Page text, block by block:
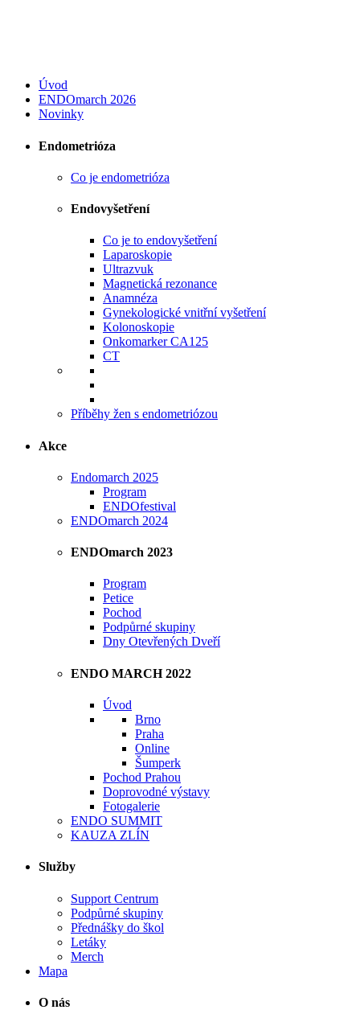
Úvod
ENDOmarch 2026
Novinky
Endometrióza
Co je endometrióza
Endovyšetření
Co je to endovyšetření
Laparoskopie
Ultrazvuk
Magnetická rezonance
Anamnéza
Gynekologické vnitřní vyšetření
Kolonoskopie
Onkomarker CA125
CT
Příběhy žen s endometriózou
Akce
Endomarch 2025
Program
ENDOfestival
ENDOmarch 2024
ENDOmarch 2023
Program
Petice
Pochod
Podpůrné skupiny
Dny Otevřených Dveří
ENDO MARCH 2022
Úvod
Brno
Praha
Online
Šumperk
Pochod Prahou
Doprovodné výstavy
Fotogalerie
ENDO SUMMIT
KAUZA ZLÍN
Služby
Support Centrum
Podpůrné skupiny
Přednášky do škol
Letáky
Merch
Mapa
O nás